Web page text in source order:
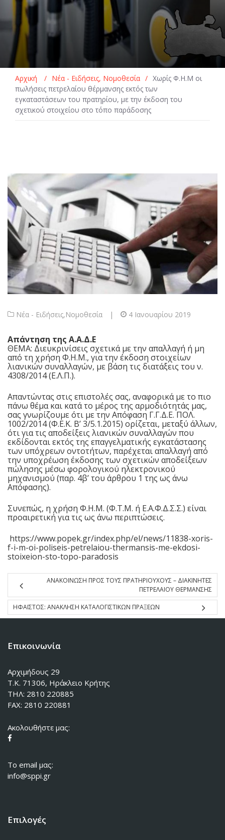
Αρχική / Νέα - Ειδήσεις, Νομοθεσία / Χωρίς Φ.Η.Μ οι
πωλήσεις πετρελαίου θέρμανσης εκτός των
εγκαταστάσεων του πρατηρίου, με την έκδοση του
σχετικού στοιχείου στο τόπο παράδοσης
Νέα - Ειδήσεις,Νομοθεσία | 4 Ιανουαρίου 2019
Απάντηση της Α.Α.Δ.Ε
ΘΕΜΑ: Διευκρινίσεις σχετικά με την απαλλαγή ή μη
από τη χρήση Φ.Η.Μ., για την έκδοση στοιχείων
λιανικών συναλλαγών, με βάση τις διατάξεις του ν.
4308/2014 (Ε.Λ.Π.).
Απαντώντας στις επιστολές σας, αναφορικά με το πιο
πάνω θέμα και κατά το μέρος της αρμοδιότητάς μας,
σας γνωρίζουμε ότι με την Απόφαση Γ.Γ.Δ.Ε. ΠΟΛ.
1002/2014 (Φ.Ε.Κ. B’ 3/5.1.2015) ορίζεται, μεταξύ άλλων,
ότι για τις αποδείξεις λιανικών συναλλαγών που
εκδίδονται εκτός της επαγγελματικής εγκατάστασης
των υπόχρεων οντοτήτων, παρέχεται απαλλαγή από
την υποχρέωση έκδοσης των σχετικών αποδείξεων
πώλησης μέσω φορολογικού ηλεκτρονικού
μηχανισμού (παρ. 4β’ του άρθρου 1 της ως άνω
Απόφασης).
Συνεπώς, η χρήση Φ.Η.Μ. (Φ.Τ.Μ. ή Ε.Α.Φ.Δ.Σ.Σ.) είναι
προαιρετική για τις ως άνω περιπτώσεις.
https://www.popek.gr/index.php/el/news/11838-xoris-
f-i-m-oi-poliseis-petrelaiou-thermansis-me-ekdosi-
stoixeion-sto-topo-paradosis
ΑΝΑΚΟΙΝΩΣΗ ΠΡΟΣ ΤΟΥΣ ΠΡΑΤΗΡΙΟΥΧΟΥΣ – ΔΙΑΚΙΝΗΤΕΣ
ΠΕΤΡΕΛΑΙΟΥ ΘΕΡΜΑΝΣΗΣ
ΗΦΑΙΣΤΟΣ: ΑΝΑΚΛΗΣΗ ΚΑΤΑΛΟΓΙΣΤΙΚΩΝ ΠΡΑΞΕΩΝ
Επικοινωνία
Αρχιμήδους 29
Τ.Κ. 71306, Ηράκλειο Κρήτης
ΤΗΛ: 2810 220885
FAX: 2810 220881
Ακολουθήστε μας:
To email μας:
info@sppi.gr
Επιλογές